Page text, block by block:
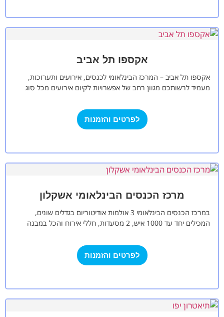
אקספו תל אביב
אקספו תל אביב – המרכז הבינלאומי לכנסים, אירועים ותערוכות,
מעמיד לרשותכם מגוון רחב של אפשרויות לקיום אירועים מכל סוג
לפרטים והזמנות
מרכז הכנסים הבינלאומי אשקלון
במרכז הכנסים הבינלאומי 3 אולמות אודיטוריום בגדלים שונים,
המכילים יחד עד 1000 איש, 2 מסעדות, חללי אירוח והכל במבנה
לפרטים והזמנות